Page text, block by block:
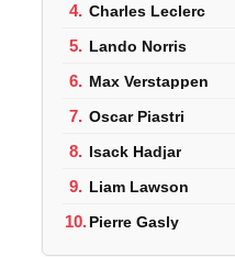
4. Charles Leclerc
5. Lando Norris
6. Max Verstappen
7. Oscar Piastri
8. Isack Hadjar
9. Liam Lawson
10.Pierre Gasly